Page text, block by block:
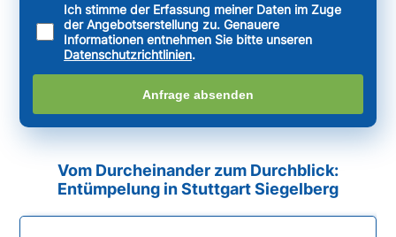
Ich stimme der Erfassung meiner Daten im Zuge
der Angebotserstellung zu. Genauere
Informationen entnehmen Sie bitte unseren
Datenschutzrichtlinien.
Anfrage absenden
Vom Durcheinander zum Durchblick:
Entümpelung in Stuttgart Siegelberg